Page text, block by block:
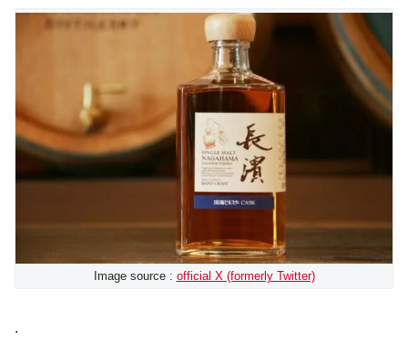
Image source : official X (formerly Twitter)
.